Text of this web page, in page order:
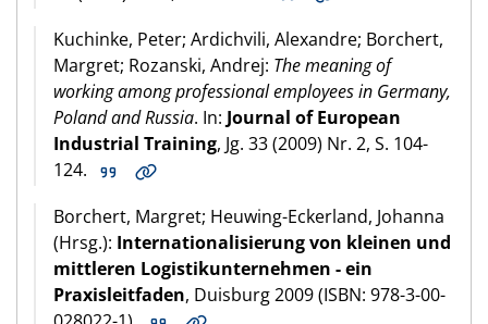
Kuchinke, Peter; Ardichvili, Alexandre; Borchert,
Margret; Rozanski, Andrej: The meaning of
working among professional employees in Germany,
Poland and Russia. In: Journal of European
Industrial Training, Jg. 33 (2009) Nr. 2, S. 104-
124.
Borchert, Margret; Heuwing-Eckerland, Johanna
(Hrsg.): Internationalisierung von kleinen und
mittleren Logistikunternehmen - ein
Praxisleitfaden, Duisburg 2009 (ISBN: 978-3-00-